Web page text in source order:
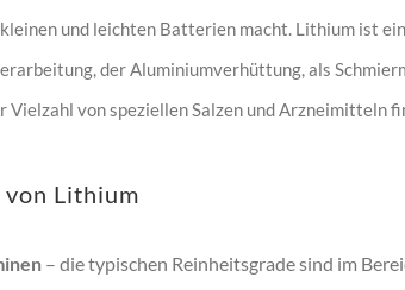
und leichten Batterien macht. Lithium ist
der Aluminiumverhüttung, als
Vielzahl von speziellen Salzen und Arzneimitteln
Lithium
– die typischen Reinheitsgrade sind im